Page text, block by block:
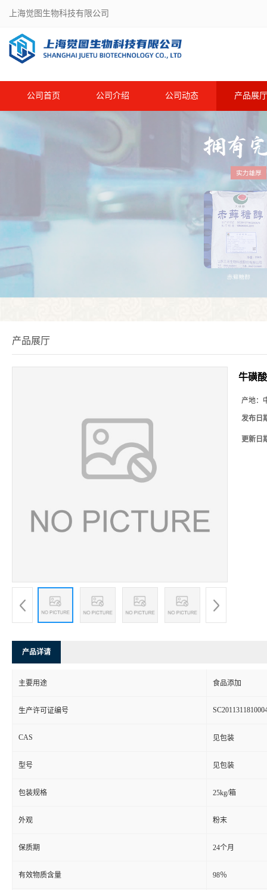
上海觉图生物科技有限公司
公司首页 公司介绍 公司动态 产品展厅
产品展厅
牛磺
产地：
发布日
更新日
产品详请
主要用途 食品添加
生产许可证编号
CAS 见包装
型号 见包装
包装规格 25kg/箱
外观 粉末
保质期 24个月
有效物质含量 98％